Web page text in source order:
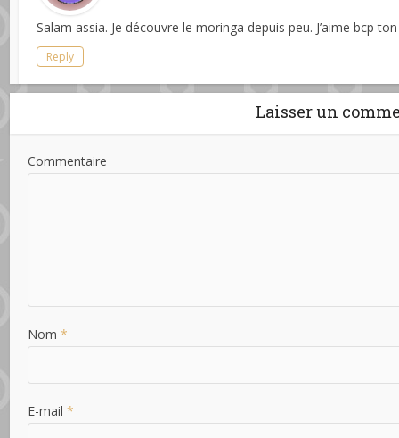
Salam assia. Je découvre le moringa depuis peu. J’aime bcp
Reply
Laisser un
Commentaire
Nom*
E-mail*